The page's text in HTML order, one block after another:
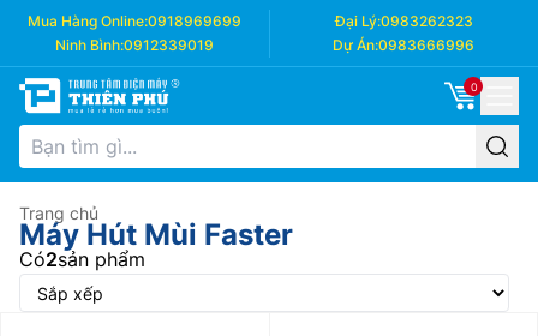
Mua Hàng Online:0918969699 Đại Lý:0983262323
Ninh Bình:0912339019 Dự Án:0983666996
0
Trang chủ
Máy Hút Mùi Faster
Có2sản phẩm